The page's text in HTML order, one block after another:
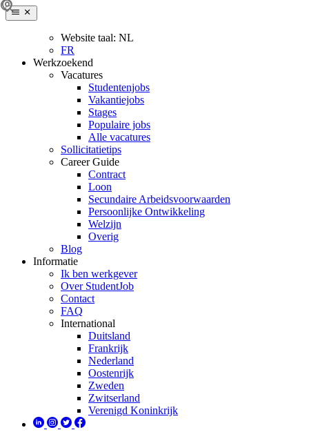
Website taal: NL
FR
Werkzoekend
Vacatures
Studentenjobs
Vakantiejobs
Stages
Populaire jobs
Alle vacatures
Sollicitatietips
Career Guide
Contract
Loon
Secundaire Arbeidsvoorwaarden
Persoonlijke Ontwikkeling
Welzijn
Overig
Blog
Informatie
Ik ben werkgever
Over StudentJob
Contact
FAQ
International
Duitsland
Frankrijk
Nederland
Oostenrijk
Zweden
Zwitserland
Verenigd Koninkrijk